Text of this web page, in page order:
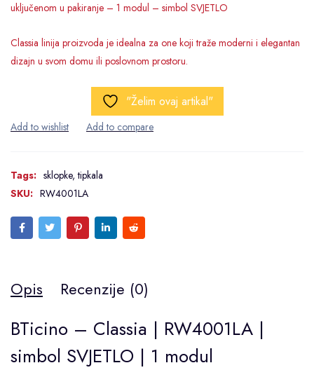
uključenom u pakiranje – 1 modul – simbol SVJETLO
Classia linija proizvoda je idealna za one koji traže moderni i elegantan
dizajn u svom domu ili poslovnom prostoru.
"Želim ovaj artikal"
Tags: sklopke,tipkala
SKU: RW4001LA
Opis Recenzije (0)
BTicino – Classia | RW4001LA |
simbol SVJETLO | 1 modul